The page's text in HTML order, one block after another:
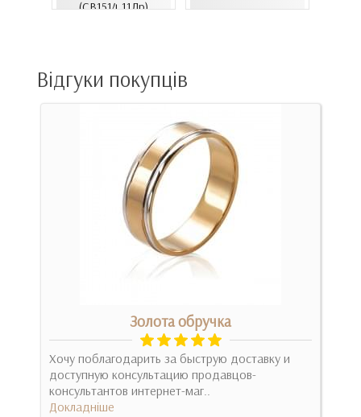
(СВ1514.11Лр)
Відгуки покупців
Золота обручка
Хочу поблагодарить за быструю доставку и
доступную консультацию продавцов-
консультантов интернет-маг..
Докладніше